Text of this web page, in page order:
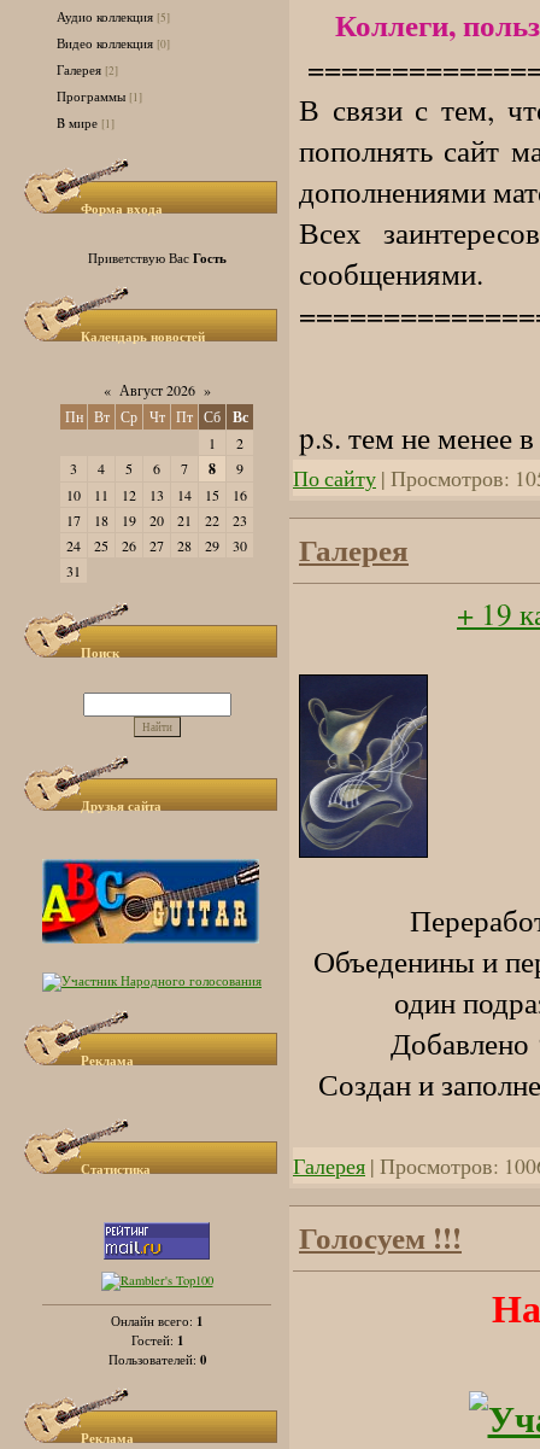
Аудио коллекция [5]
Видео коллекция [0]
Галерея [2]
Программы [1]
B мире [1]
Форма входа
Приветствую Вас Гость
Календарь новостей
« Август 2026 »
Пн Вт Ср Чт Пт Сб Вс
1
2
3
4 5 6 7 8
9
10
11 12 13 14 15
16
17
18 19 20 21 22
23
24
25 26 27 28 29
30
31
Поиск
Друзья сайта
Реклама
Статистика
Онлайн всего: 1
Гостей: 1
Пользователей: 0
Реклама
Коллеги,
В связи с тем,
пополнять сайт
дополнениями
Всех
сообщениями.
p.s. тем не менее
По сайту | Просмотров:
Галерея
+ 19
Объеденины и
один
Добавлено
Создан и
Галерея | Просмотров:
Голосуем !!!